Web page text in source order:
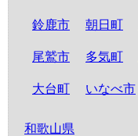
鈴鹿市 朝日町
尾鷲市 多気町
大台町 いなべ市
和歌山県